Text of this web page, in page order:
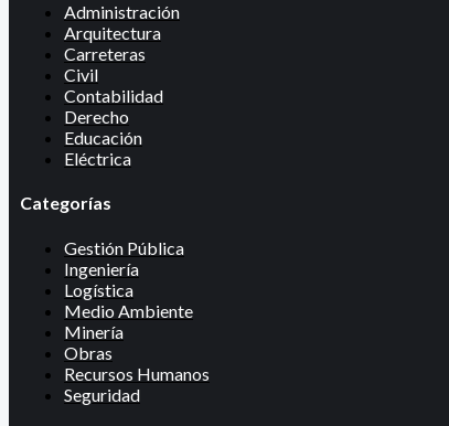
Administración
Arquitectura
Carreteras
Civil
Contabilidad
Derecho
Educación
Eléctrica
Categorías
Gestión Pública
Ingeniería
Logística
Medio Ambiente
Minería
Obras
Recursos Humanos
Seguridad